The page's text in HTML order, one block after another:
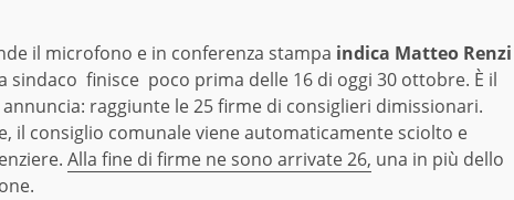
il microfono e in conferenza stampa indica Matteo Renzi
sindaco finisce poco prima delle 16 di oggi 30 ottobre. È il
raggiunte le 25 firme di consiglieri dimissionari.
il consiglio comunale viene automaticamente sciolto e
Alla fine di firme ne sono arrivate 26, una in più dello